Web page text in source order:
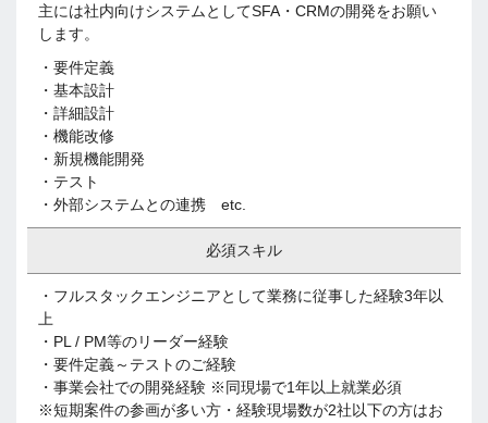
主には社内向けシステムとしてSFA・CRMの開発をお願い
します。
・要件定義
・基本設計
・詳細設計
・機能改修
・新規機能開発
・テスト
・外部システムとの連携 etc.
必須スキル
・フルスタックエンジニアとして業務に従事した経験3年以
上
・PL / PM等のリーダー経験
・要件定義～テストのご経験
・事業会社での開発経験 ※同現場で1年以上就業必須
※短期案件の参画が多い方・経験現場数が2社以下の方はお